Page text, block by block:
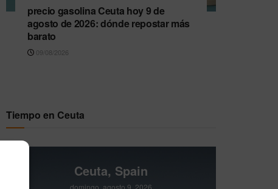
precio gasolina Ceuta hoy 9 de
agosto de 2026: dónde repostar más
barato
09/08/2026
Tiempo en Ceuta
Ceuta, Spain
domingo, agosto 9, 2026